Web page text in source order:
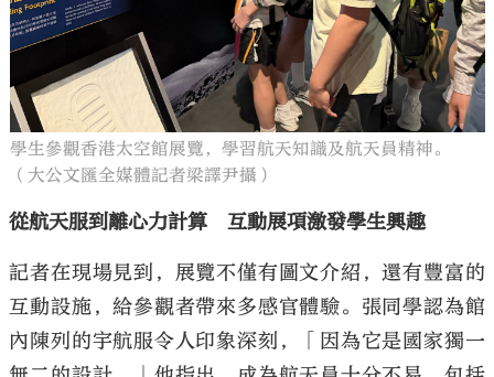
學生參觀香港太空館展覽，學習航天知識及航天員精神。
（大公文匯全媒體記者梁譯尹攝）
從航天服到離心力計算 互動展項激發學生興趣
記者在現場見到，展覽不僅有圖文介紹，還有豐富的
互動設施，給參觀者帶來多感官體驗。張同學認為館
內陳列的宇航服令人印象深刻，「因為它是國家獨一